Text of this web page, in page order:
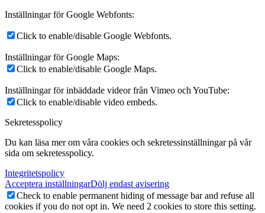
Inställningar för Google Webfonts:
Click to enable/disable Google Webfonts.
Inställningar för Google Maps:
Click to enable/disable Google Maps.
Inställningar för inbäddade videor från Vimeo och YouTube:
Click to enable/disable video embeds.
Sekretesspolicy
Du kan läsa mer om våra cookies och sekretessinställningar på vår
sida om sekretesspolicy.
Integritetspolicy
Acceptera inställningarDölj endast avisering
Check to enable permanent hiding of message bar and refuse all
cookies if you do not opt in. We need 2 cookies to store this setting.